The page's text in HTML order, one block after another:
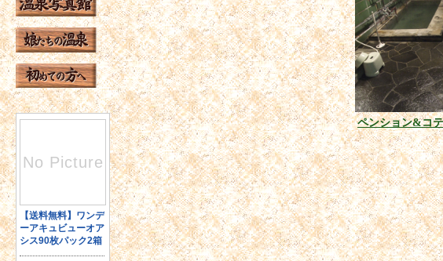
ペンション&コ